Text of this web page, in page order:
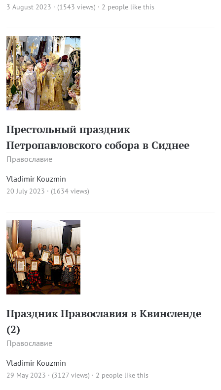
3 August 2023 · (1543 views) · 2 people like this
Престольный праздник
Петропавловского собора в Сиднее
Православие
Vladimir Kouzmin
20 July 2023 · (1634 views)
Праздник Православия в Квинсленде
(2)
Православие
Vladimir Kouzmin
29 May 2023 · (3127 views) · 2 people like this